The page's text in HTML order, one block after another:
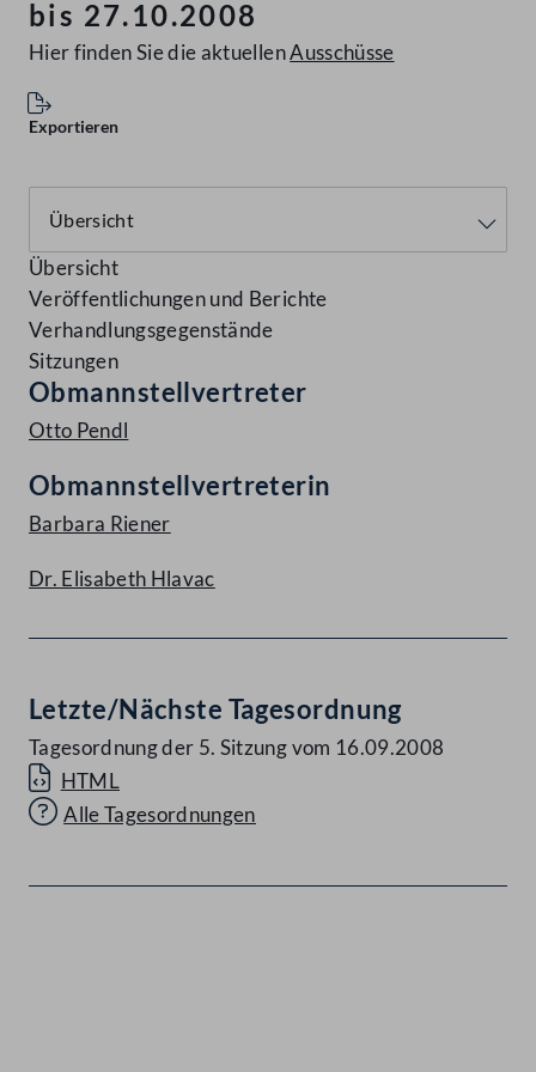
bis 27.10.2008
Hier finden Sie die aktuellenAusschüsse
Exportieren
Übersicht
Veröffentlichungen und Berichte
Verhandlungsgegenstände
Sitzungen
Obmannstellvertreter
Otto Pendl
Obmannstellvertreterin
Barbara Riener
Dr. Elisabeth Hlavac
Letzte/Nächste Tagesordnung
Tagesordnung der 5. Sitzung vom 16.09.2008
HTML
Alle Tagesordnungen